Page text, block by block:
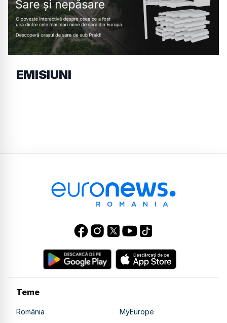
EMISIUNI
Teme
România
MyEurope